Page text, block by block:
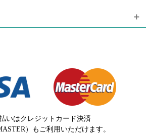
いはクレジットカード決済
）もご利用いただけます。